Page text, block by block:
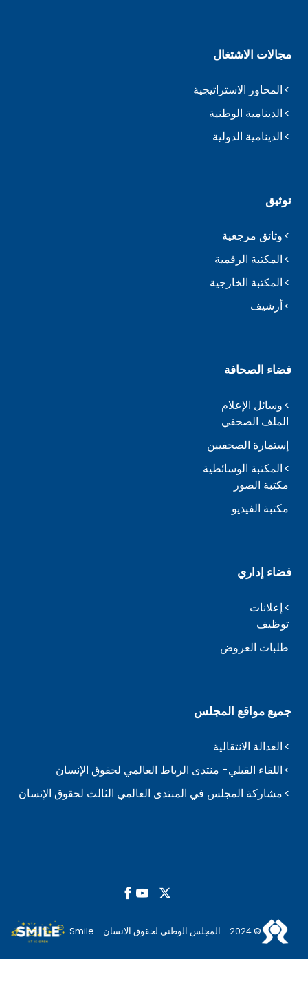
مجالات الاشتغال
المحاور الاستراتيجية
الدينامية الوطنية
الدينامية الدولية
توثيق
وثائق مرجعية
المكتبة الرقمية
المكتبة الخارجية
أرشيف
فضاء الصحافة
وسائل الإعلام
الملف الصحفي
إستمارة الصحفيين
المكتبة الوسائطية
مكتبة الصور
مكتبة الفيديو
فضاء إداري
إعلانات
توظيف
طلبات العروض
جميع مواقع المجلس
العدالة الانتقالية
اللقاء القبلي- منتدى الرباط العالمي لحقوق الإنسان
مشاركة المجلس في المنتدى العالمي الثالث لحقوق الإنسان
© 2024 - المجلس الوطني لحقوق الانسان - Smile